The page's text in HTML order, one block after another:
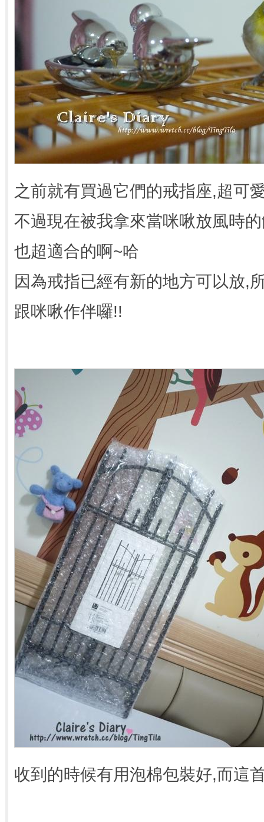
之前就有買過它們的戒指座,超可
不過現在被我拿來當咪啾放風時
也超適合的啊~哈
因為戒指已經有新的地方可以放,
跟咪啾作伴囉!!
收到的時候有用泡棉包裝好,而這